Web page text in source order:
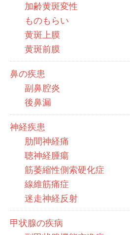
加齢黄斑変性
ものもらい
黄斑上膜
黄斑前膜
鼻の疾患
副鼻腔炎
後鼻漏
神経疾患
肋間神経痛
聴神経腫瘍
筋萎縮性側索硬化症
線維筋痛症
迷走神経反射
甲状腺の疾病